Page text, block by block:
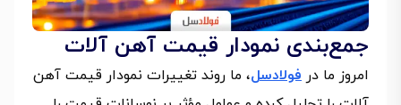
جمع‌بندی نمودار قیمت آهن آلات
امروز ما در فولادسل، ما روند تغییرات نمودار قیمت آهن